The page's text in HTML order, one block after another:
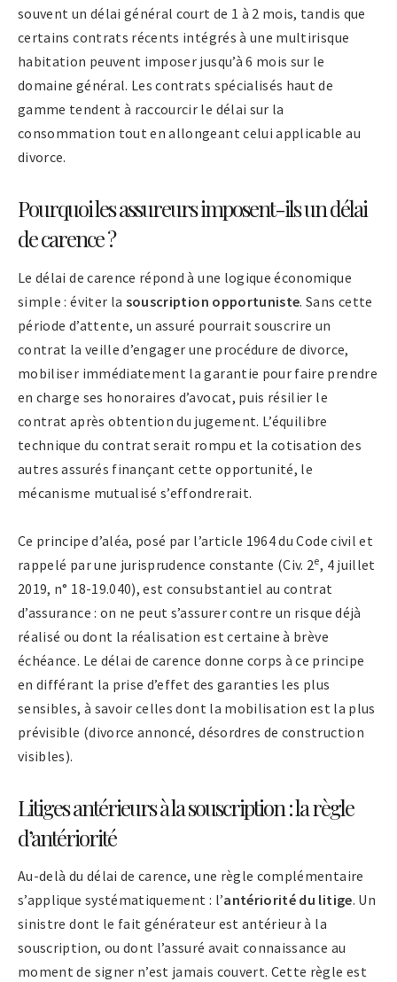
souvent un délai général court de 1 à 2 mois, tandis que
certains contrats récents intégrés à une multirisque
habitation peuvent imposer jusqu’à 6 mois sur le
domaine général. Les contrats spécialisés haut de
gamme tendent à raccourcir le délai sur la
consommation tout en allongeant celui applicable au
divorce.
Pourquoi les assureurs imposent-ils un délai
de carence ?
Le délai de carence répond à une logique économique
simple : éviter la souscription opportuniste. Sans cette
période d’attente, un assuré pourrait souscrire un
contrat la veille d’engager une procédure de divorce,
mobiliser immédiatement la garantie pour faire prendre
en charge ses honoraires d’avocat, puis résilier le
contrat après obtention du jugement. L’équilibre
technique du contrat serait rompu et la cotisation des
autres assurés finançant cette opportunité, le
mécanisme mutualisé s’effondrerait.
Ce principe d’aléa, posé par l’article 1964 du Code civil et
rappelé par une jurisprudence constante (Civ. 2e, 4 juillet
2019, n° 18-19.040), est consubstantiel au contrat
d’assurance : on ne peut s’assurer contre un risque déjà
réalisé ou dont la réalisation est certaine à brève
échéance. Le délai de carence donne corps à ce principe
en différant la prise d’effet des garanties les plus
sensibles, à savoir celles dont la mobilisation est la plus
prévisible (divorce annoncé, désordres de construction
visibles).
Litiges antérieurs à la souscription : la règle
d’antériorité
Au-delà du délai de carence, une règle complémentaire
s’applique systématiquement : l’antériorité du litige. Un
sinistre dont le fait générateur est antérieur à la
souscription, ou dont l’assuré avait connaissance au
moment de signer n’est jamais couvert. Cette règle est